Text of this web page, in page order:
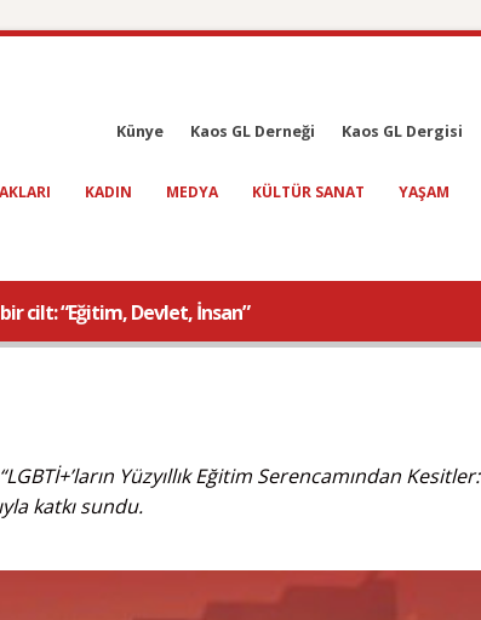
Künye Kaos GL Derneği Kaos GL Dergisi
KADIN MEDYA KÜLTÜR SANAT YAŞAM
cilt: “Eğitim, Devlet, İnsan”
Yüzyıllık Eğitim Serencamından Kesitler:
katkı sundu.